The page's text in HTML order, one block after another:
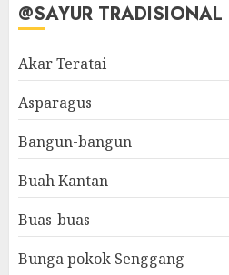
@SAYUR TRADISIONAL
Akar Teratai
Asparagus
Bangun-bangun
Buah Kantan
Buas-buas
Bunga pokok Senggang